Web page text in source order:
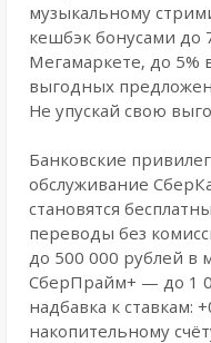
музыкальному
кешбэк бонусами до
Мегамаркете, до 5%
выгодных
Не упускай свою
Банковские
обслуживание
становятся
переводы без
до 500 000 рублей в
СберПрайм+ — до 1
надбавка к ставкам:
накопительному